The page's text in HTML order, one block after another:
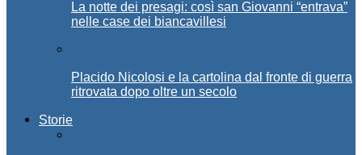
La notte dei presagi: così san Giovanni “entrava”
nelle case dei biancavillesi
Placido Nicolosi e la cartolina dal fronte di guerra
ritrovata dopo oltre un secolo
Storie